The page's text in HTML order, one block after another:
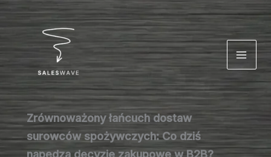
Przejdź
do
Zrównoważony łańcuch dostaw
surowców spożywczych: Co dziś
napędza decyzje zakupowe w B2B?